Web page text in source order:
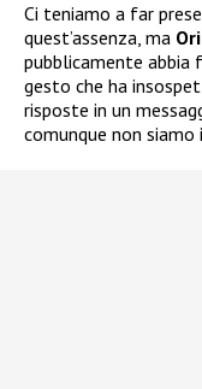
Ci teniamo a far
quest’assenza, ma
pubblicamente
gesto che ha
risposte in un
comunque non